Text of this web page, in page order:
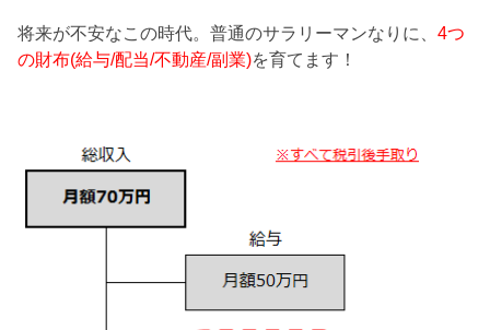
将来が不安なこの時代。普通のサラリーマンなりに、4つ
の財布(給与/配当/不動産/副業)を育てます！